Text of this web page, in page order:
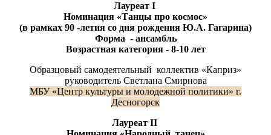
Лауреат I
Номинация «Танцы про космос»
(в рамках 90 -летия со дня рождения Ю.А. Гагарина)
Форма - ансамбль
Возрастная категория - 8-10 лет
Образцовый самодеятельный коллектив «Каприз»
руководитель Светлана Смирнова
МБУ «Центр культуры и молодежной политики» г.
Десногорск
Лауреат II